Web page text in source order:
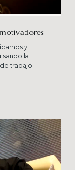
y
la
trabajo.